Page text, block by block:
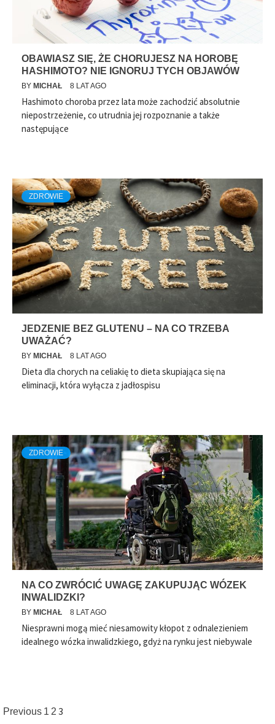
OBAWIASZ SIĘ, ŻE CHORUJESZ NA HOROBĘ
HASHIMOTO? NIE IGNORUJ TYCH OBJAWÓW
BY MICHAŁ 8 LAT AGO
Hashimoto choroba przez lata może zachodzić absolutnie
niepostrzeżenie, co utrudnia jej rozpoznanie a także
następujące
ZDROWIE
JEDZENIE BEZ GLUTENU – NA CO TRZEBA
UWAŻAĆ?
BY MICHAŁ 8 LAT AGO
Dieta dla chorych na celiakię to dieta skupiająca się na
eliminacji, która wyłącza z jadłospisu
ZDROWIE
NA CO ZWRÓCIĆ UWAGĘ ZAKUPUJĄC WÓZEK
INWALIDZKI?
BY MICHAŁ 8 LAT AGO
Niesprawni mogą mieć niesamowity kłopot z odnalezieniem
idealnego wózka inwalidzkiego, gdyż na rynku jest niebywale
Stronicowanie
Previous 1 2 3